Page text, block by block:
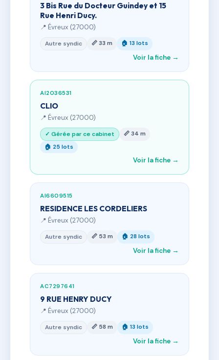
3 Bis Rue du Docteur Guindey et 15
Rue Henri Ducy.
📍 Évreux (27000)
Autre syndic 📏 33 m 🏠 13 lots
Voir la fiche →
AI2036531
CLIO
📍 Évreux (27000)
✓ Gérée par ce cabinet
📏 34 m
🏠 25 lots
Voir la fiche →
AI6609515
RESIDENCE LES CORDELIERS
📍 Évreux (27000)
Autre syndic 📏 53 m 🏠 28 lots
Voir la fiche →
AC7297641
9 RUE HENRY DUCY
📍 Évreux (27000)
Autre syndic 📏 58 m 🏠 13 lots
Voir la fiche →